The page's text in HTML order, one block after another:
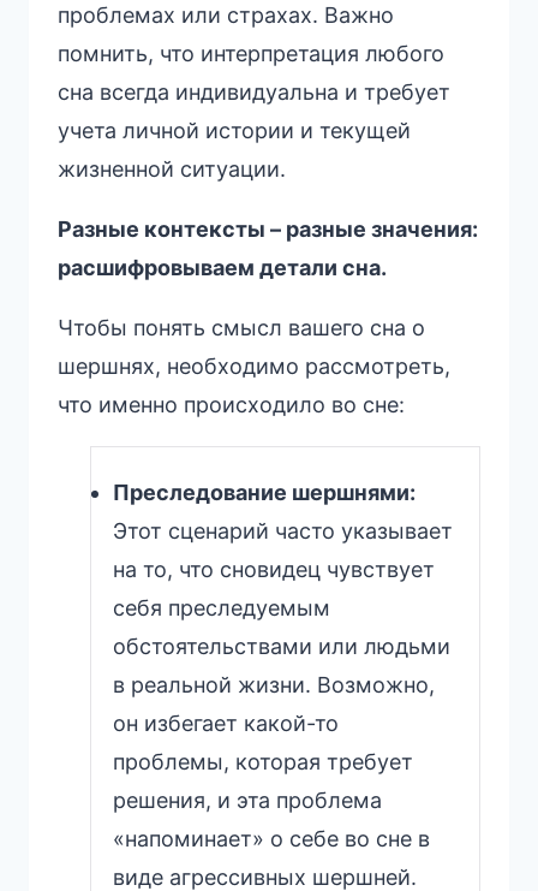
проблемах или страхах. Важно
помнить, что интерпретация любого
сна всегда индивидуальна и требует
учета личной истории и текущей
жизненной ситуации.
Разные контексты – разные значения:
расшифровываем детали сна.
Чтобы понять смысл вашего сна о
шершнях, необходимо рассмотреть,
что именно происходило во сне:
Преследование шершнями:
Этот сценарий часто указывает
на то, что сновидец чувствует
себя преследуемым
обстоятельствами или людьми
в реальной жизни. Возможно,
он избегает какой-то
проблемы, которая требует
решения, и эта проблема
«напоминает» о себе во сне в
виде агрессивных шершней.